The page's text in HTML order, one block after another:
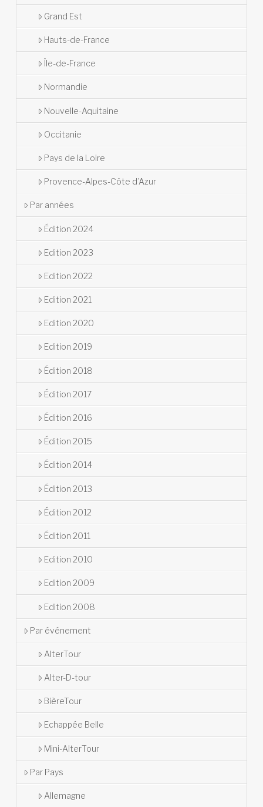
Grand Est
Hauts-de-France
Île-de-France
Normandie
Nouvelle-Aquitaine
Occitanie
Pays de la Loire
Provence-Alpes-Côte d’Azur
Par années
Édition 2024
Edition 2023
Edition 2022
Edition 2021
Edition 2020
Edition 2019
Édition 2018
Édition 2017
Édition 2016
Édition 2015
Édition 2014
Édition 2013
Édition 2012
Édition 2011
Edition 2010
Edition 2009
Edition 2008
Par événement
AlterTour
Alter-D-tour
BièreTour
Echappée Belle
Mini-AlterTour
Par Pays
Allemagne